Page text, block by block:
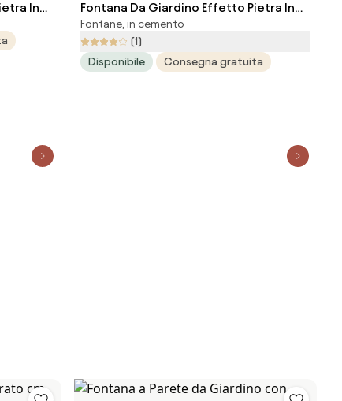
In
Fontana Da Giardino Effetto Pietra In
Cemento Clanezzo 28x31x65 Nocciola
KAM
Fontane, in cemento
(1)
Disponibile
Consegna gratuita